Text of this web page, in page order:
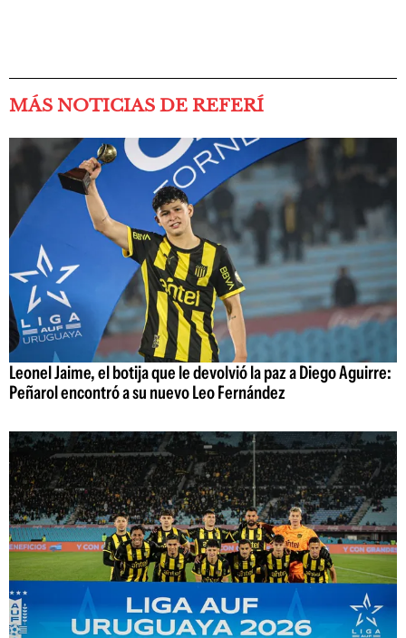
MÁS NOTICIAS DE REFERÍ
Leonel Jaime, el botija que le devolvió la paz a Diego Aguirre:
Peñarol encontró a su nuevo Leo Fernández